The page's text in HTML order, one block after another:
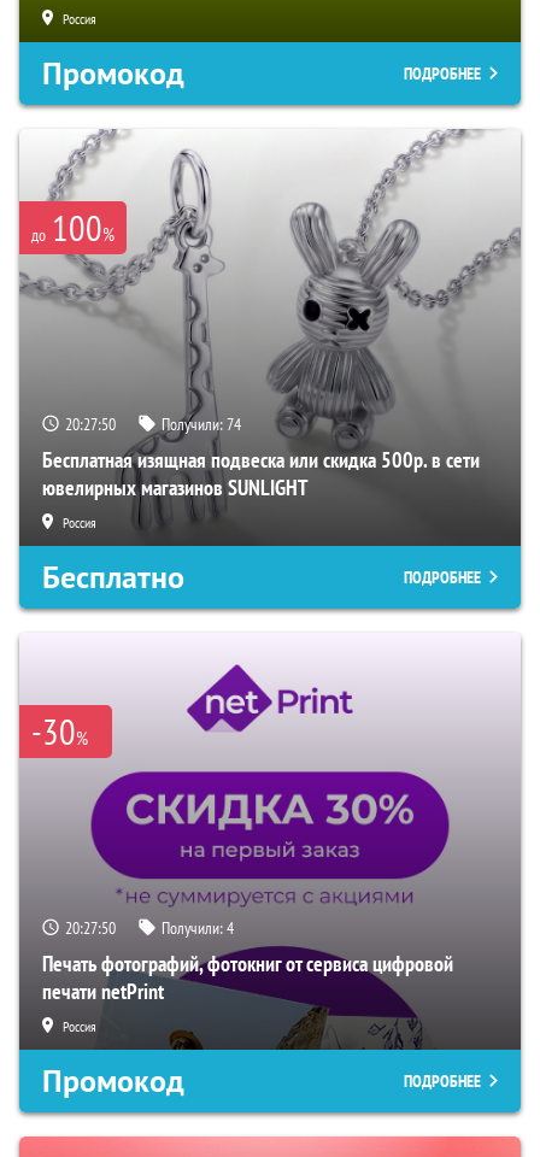
Россия
Промокод ПОДРОБНЕЕ
до 100%
20:27:49 Получили:74
Бесплатная изящная подвеска или скидка 500р. в сети
ювелирных магазинов SUNLIGHT
Россия
Бесплатно ПОДРОБНЕЕ
-30%
20:27:49 Получили:4
Печать фотографий, фотокниг от сервиса цифровой
печати netPrint
Россия
Промокод ПОДРОБНЕЕ